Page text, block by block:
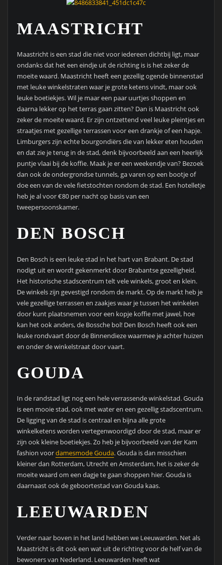
MAASTRICHT
Maastricht is een stad die niet voor iedereen dichtbij ligt, maar
ondanks dat het een eindje uit de richting is is het zeker de
moeite waard. Maastricht heeft een gezellig ogende binnenstad
met leuke winkelstraten waar je grote ketens vindt, maar ook
leuke boetiekjes. Wil je maar een paar uurtjes shoppen en
daarna lekker op het terras gaan zitten? Dan is Maastricht ook
zeker de moeite waard. Er zijn ontzettend veel leuke pleintjes en
straatjes met gezellige terrassen voor een drankje of een hapje.
Limburgers zijn echte bourgondiërs die van lekker eten houden
en dat zie je terug in de stad, denk bijvoorbeeld aan een heerlijk
puntje vlaai bij de koffie. Maak je er een weekendje van? Bezoek
dan ook de ondergrondse tunnels, ga varen op een bootje of
doe een van de vele fietstochten rondom de stad. Een hotelletje
heb je al voor €80 per nacht op basis van een
tweepersoonskamer.
DEN BOSCH
Den Bosch is een leuke stad in het hart van Brabant. De stad
nodigt uit en wordt gekenmerkt door Brabantse gezelligheid.
Het historische stadscentrum telt vele winkels, groot en klein.
De winkels zijn gevestigd rondom de markt. Op de markt heb je
vele gezellige terrassen en zaakjes waar je tussen het winkelen
door kunt plaatsnemen voor een kopje koffie met jawel, hoe
kan het ook anders, de Bossche bol! Den Bosch heeft ook een
leuke rondvaart door de Binnendieze waarmee je achter huizen
en onder de winkelstraat door vaart.
GOUDA
In de randstad ligt nog een hele verrassende winkelstad. Gouda
is een mooie stad, ook met water en een gezellig stadscentrum.
De ligging van de stad is centraal en bijna alle grote
winkelketens worden vertegenwoordigd door de stad, maar er
zijn ook kleine boetiekjes. Zo heb je bijvoorbeeld van der Kam
fashion voordamesmode Gouda. Gouda is dan misschien
kleiner dan Rotterdam, Utrecht en Amsterdam, het is zeker de
moeite waard om een dagje te gaan shoppen hier. Gouda is
daarnaast ook de geboortestad van Gouda kaas.
LEEUWARDEN
Verder naar boven in het land hebben we Leeuwarden. Net als
Maastricht is dit ook een wat uit de richting voor de helf van de
bewoners van Nederland. Leeuwarden heeft wat